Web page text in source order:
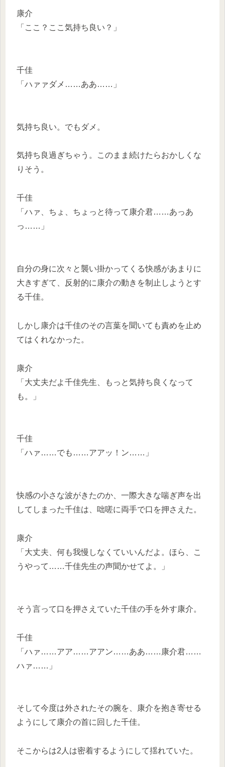
康介
「ここ？ここ気持ち良い？」
千佳
「ハァァダメ……ああ……」
気持ち良い。でもダメ。
気持ち良過ぎちゃう。このまま続けたらおかしくな
りそう。
千佳
「ハァ、ちょ、ちょっと待って康介君……あっあ
っ……」
自分の身に次々と襲い掛かってくる快感があまりに
大きすぎて、反射的に康介の動きを制止しようとす
る千佳。
しかし康介は千佳のその言葉を聞いても責めを止め
てはくれなかった。
康介
「大丈夫だよ千佳先生、もっと気持ち良くなって
も。」
千佳
「ハァ……でも……アアッ！ン……」
快感の小さな波がきたのか、一際大きな喘ぎ声を出
してしまった千佳は、咄嗟に両手で口を押さえた。
康介
「大丈夫、何も我慢しなくていいんだよ。ほら、こ
うやって……千佳先生の声聞かせてよ。」
そう言って口を押さえていた千佳の手を外す康介。
千佳
「ハァ……アア……アアン……ああ……康介君……
ハァ……」
そして今度は外されたその腕を、康介を抱き寄せる
ようにして康介の首に回した千佳。
そこからは2人は密着するようにして揺れていた。